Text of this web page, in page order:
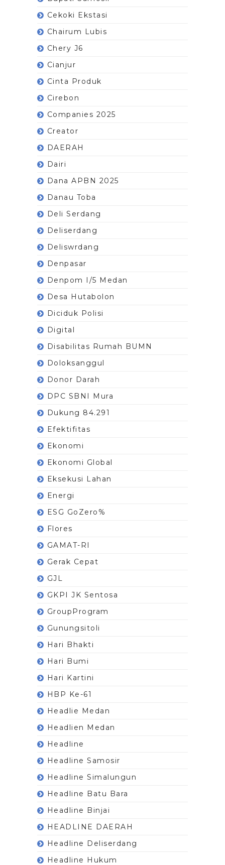
Cekoki Ekstasi
Chairum Lubis
Chery J6
Cianjur
Cinta Produk
Cirebon
Companies 2025
Creator
DAERAH
Dairi
Dana APBN 2025
Danau Toba
Deli Serdang
Deliserdang
Deliswrdang
Denpasar
Denpom I/5 Medan
Desa Hutabolon
Diciduk Polisi
Digital
Disabilitas Rumah BUMN
Doloksanggul
Donor Darah
DPC SBNI Mura
Dukung 84.291
Efektifitas
Ekonomi
Ekonomi Global
Eksekusi Lahan
Energi
ESG GoZero%
Flores
GAMAT-RI
Gerak Cepat
GJL
GKPI JK Sentosa
GroupProgram
Gunungsitoli
Hari Bhakti
Hari Bumi
Hari Kartini
HBP Ke-61
Headlie Medan
Headlien Medan
Headline
Headline Samosir
Headline Simalungun
Headline Batu Bara
Headline Binjai
HEADLINE DAERAH
Headline Deliserdang
Headline Hukum